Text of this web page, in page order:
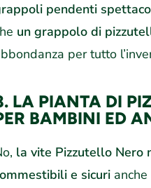
pendenti
un grappolo di
per tutto
LA PIANTA DI
BAMBINI ED
la vite Pizzutello Nero
e sicuri